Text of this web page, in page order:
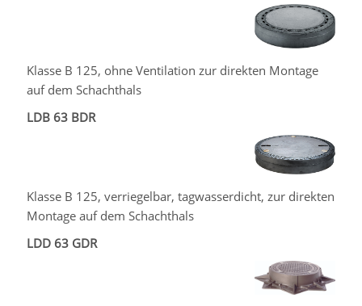
Klasse B 125, ohne Ventilation zur direkten Montage
auf dem Schachthals
LDB 63 BDR
Klasse B 125, verriegelbar, tagwasserdicht, zur direkten
Montage auf dem Schachthals
LDD 63 GDR